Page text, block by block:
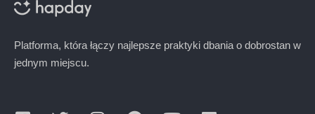
Platforma, która łączy najlepsze praktyki dbania o dobrostan w
jednym miejscu.